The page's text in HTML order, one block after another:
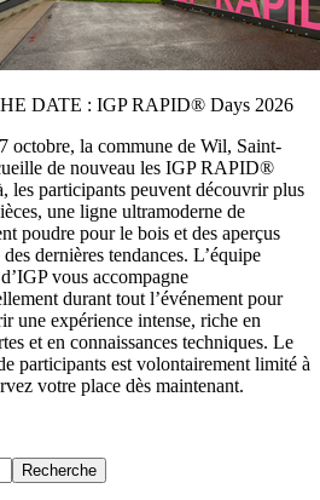
DATE : IGP RAPID® Days 2026
octobre, la commune de Wil, Saint-
de nouveau les IGP RAPID®
les participants peuvent découvrir plus
une ligne ultramoderne de
poudre pour le bois et des aperçus
dernières tendances. L’équipe
vous accompagne
durant tout l’événement pour
une expérience intense, riche en
et en connaissances techniques. Le
participants est volontairement limité à
votre place dès maintenant.
Recherche